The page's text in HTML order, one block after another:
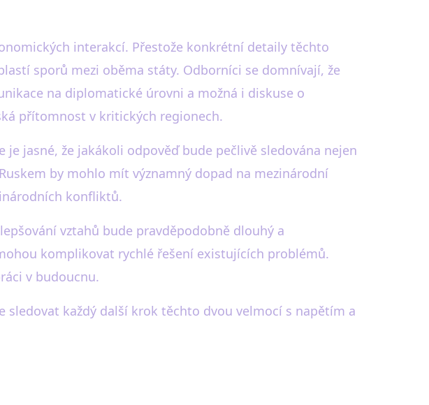
interakcí. Přestože konkrétní detaily těchto
sporů mezi oběma státy. Odborníci se domnívají, že
na diplomatické úrovni a možná i diskuse o
přítomnost v kritických regionech.
jasné, že jakákoli odpověď bude pečlivě sledována nejen
by mohlo mít významný dopad na mezinárodní
konfliktů.
vztahů bude pravděpodobně dlouhý a
komplikovat rychlé řešení existujících problémů.
v budoucnu.
sledovat každý další krok těchto dvou velmocí s napětím a